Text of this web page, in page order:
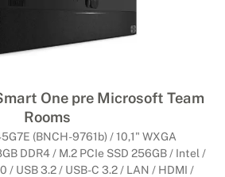
One pre Microsoft Team
Rooms
(BNCH-9761b) / 10,1" WXGA
DDR4 / M.2 PCIe SSD 256GB / Intel /
/ USB 3.2 / USB-C 3.2 / LAN / HDMI /